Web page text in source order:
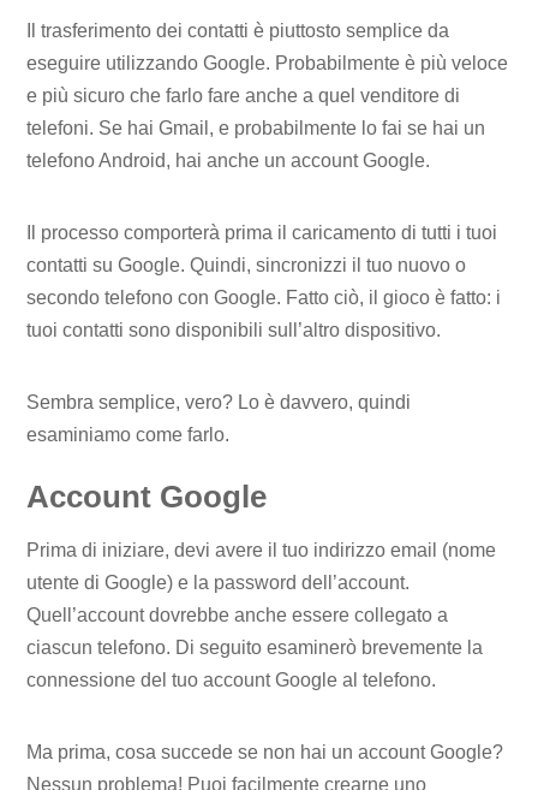
Il trasferimento dei contatti è piuttosto semplice da
eseguire utilizzando Google. Probabilmente è più veloce
e più sicuro che farlo fare anche a quel venditore di
telefoni. Se hai Gmail, e probabilmente lo fai se hai un
telefono Android, hai anche un account Google.
Il processo comporterà prima il caricamento di tutti i tuoi
contatti su Google. Quindi, sincronizzi il tuo nuovo o
secondo telefono con Google. Fatto ciò, il gioco è fatto: i
tuoi contatti sono disponibili sull’altro dispositivo.
Sembra semplice, vero? Lo è davvero, quindi
esaminiamo come farlo.
Account Google
Prima di iniziare, devi avere il tuo indirizzo email (nome
utente di Google) e la password dell’account.
Quell’account dovrebbe anche essere collegato a
ciascun telefono. Di seguito esaminerò brevemente la
connessione del tuo account Google al telefono.
Ma prima, cosa succede se non hai un account Google?
Nessun problema! Puoi facilmente crearne uno